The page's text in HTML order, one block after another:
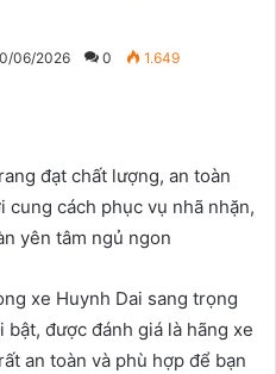
06/2026 0 1.649
đạt chất lượng, an toàn
cách phục vụ nhã nhặn,
yên tâm ngủ ngon
xe Huynh Dai sang trọng
được đánh giá là hãng xe
an toàn và phù hợp để bạn